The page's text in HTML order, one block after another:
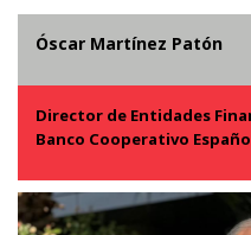
Óscar Martínez Patón
Director de Entidades
Banco Cooperativo